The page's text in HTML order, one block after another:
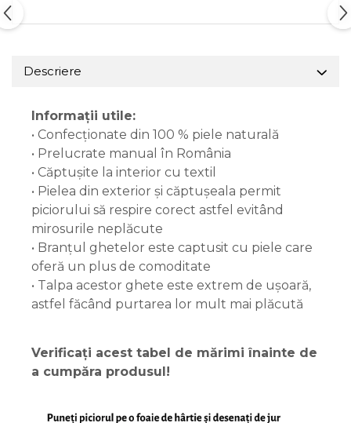
Descriere
Informații utile:
• Confecționate din 100 % piele naturală
• Prelucrate manual în România
• Căptușite la interior cu textil
• Pielea din exterior și căptușeala permit
piciorului să respire corect astfel evitând
mirosurile neplăcute
• Branțul ghetelor este captusit cu piele care
oferă un plus de comoditate
• Talpa acestor ghete este extrem de ușoară,
astfel făcând purtarea lor mult mai plăcută
Verificați acest tabel de mărimi înainte de
a cumpăra produsul!